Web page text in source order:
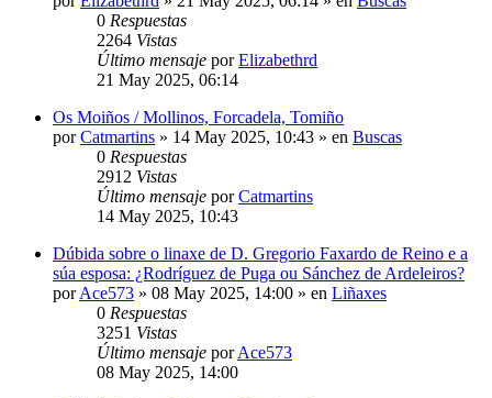
0 Respuestas
2264 Vistas
Último mensaje porElizabethrd
21 May 2025, 06:14
Os Moiños / Mollinos, Forcadela, Tomiño
porCatmartins » 14 May 2025, 10:43 » en Buscas
0 Respuestas
2912 Vistas
Último mensaje porCatmartins
14 May 2025, 10:43
Dúbida sobre o linaxe de D. Gregorio Faxardo de Reino e a
súa esposa: ¿Rodríguez de Puga ou Sánchez de Ardeleiros?
porAce573 » 08 May 2025, 14:00 » en Liñaxes
0 Respuestas
3251 Vistas
Último mensaje porAce573
08 May 2025, 14:00